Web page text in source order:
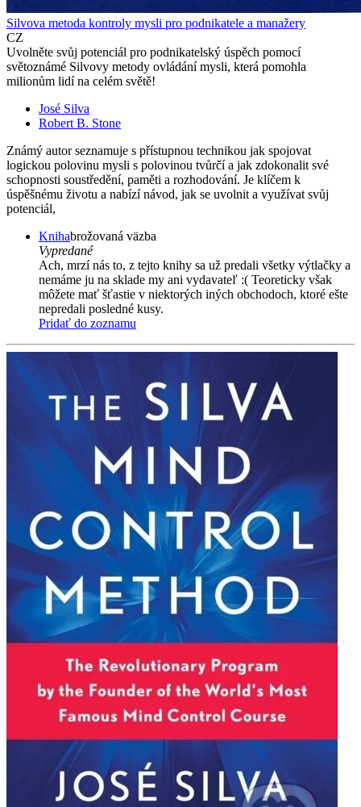
Silvova metoda kontroly mysli pro podnikatele a manažery
CZ
Uvolněte svůj potenciál pro podnikatelský úspěch pomocí
světoznámé Silvovy metody ovládání mysli, která pomohla
milionům lidí na celém světě!
José Silva
Robert B. Stone
Známý autor seznamuje s přístupnou technikou jak spojovat
logickou polovinu mysli s polovinou tvůrčí a jak zdokonalit své
schopnosti soustředění, paměti a rozhodování. Je klíčem k
úspěšnému životu a nabízí návod, jak se uvolnit a využívat svůj
potenciál,
Knihabrožovaná väzba
Vypredané
Ach, mrzí nás to, z tejto knihy sa už predali všetky výtlačky a
nemáme ju na sklade my ani vydavateľ :( Teoreticky však
môžete mať šťastie v niektorých iných obchodoch, ktoré ešte
nepredali posledné kusy.
Pridať do zoznamu